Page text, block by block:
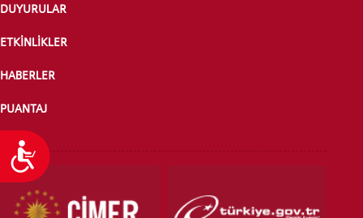
Ulaşılabilirlik
DUYURULAR
ETKİNLİKLER
HABERLER
PUANTAJ